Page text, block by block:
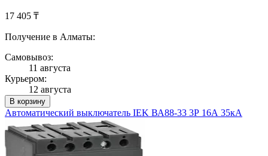
17 405 ₸
Получение в Алматы:
Самовывоз:
11 августа
Курьером:
12 августа
В корзину
Автоматический выключатель IEK ВА88-33 3Р 16А 35кА